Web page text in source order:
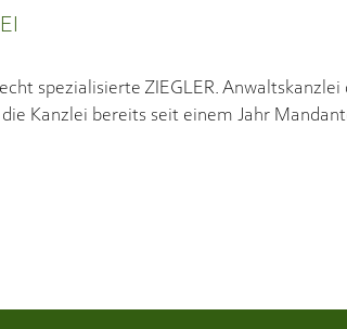
spezialisierte ZIEGLER.
Kanzlei bereits seit einem Jahr